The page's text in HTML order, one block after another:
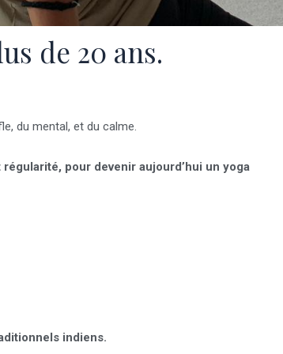
de 20 ans.
du mental, et du calme.
pour devenir aujourd’hui un yoga
indiens.